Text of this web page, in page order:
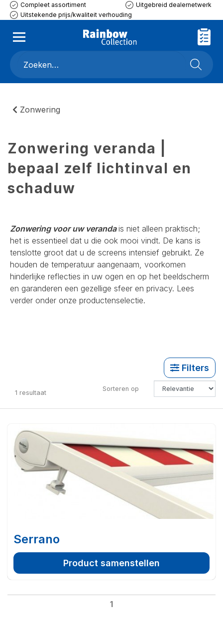
Compleet assortiment
Uitgebreid dealernetwerk
Uitstekende prijs/kwaliteit verhouding
Zonwering
Zonwering veranda |
bepaal zelf lichtinval en
schaduw
Zonwering voor uw verandais niet alleen praktisch;
het is essentieel dat u die ook mooi vindt. De kans is
tenslotte groot dat u de screens intensief gebruikt. Ze
houden de temperatuur aangenaam, voorkomen
hinderlijke reflecties in uw ogen en op het beeldscherm
en garanderen een gezellige sfeer en privacy. Lees
verder onder onze productenselectie.
Filters
1 resultaat Sorteren op
Serrano
Product samenstellen
1